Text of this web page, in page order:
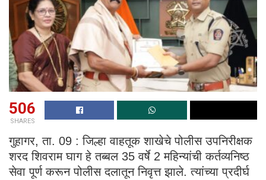
506
SHARES
गुहागर, ता. 09 : जिल्हा वाहतूक शाखेचे पोलीस उपनिरीक्षक
शरद शिवराम घाग हे तब्बल 35 वर्षे 2 महिन्यांची कर्तव्यनिष्ठ
सेवा पूर्ण करून पोलीस दलातून निवृत्त झाले. त्यांच्या प्रदीर्घ